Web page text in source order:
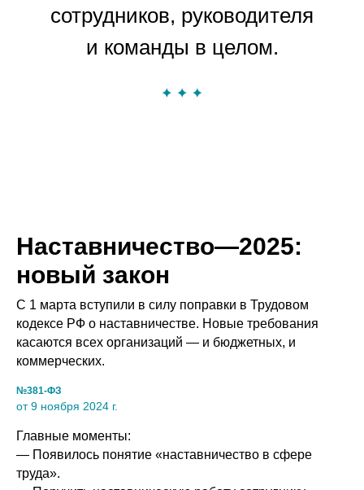
сотрудников, руководителя
и команды в целом.
Наставничество—2025:
новый закон
С 1 марта вступили в силу поправки в Трудовом
кодексе РФ о наставничестве. Новые требования
касаются всех организаций — и бюджетных, и
коммерческих.
№381-ФЗ
от 9 ноября 2024 г.
Главные моменты:
— Появилось понятие «наставничество в сфере
труда».